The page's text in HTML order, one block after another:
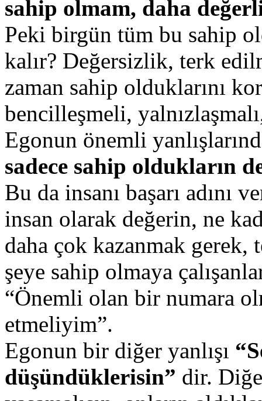
sahip olmam, daha
Peki birgün tüm bu sahip
kalır? Değersizlik, terk
zaman sahip olduklarını
bencilleşmeli,
Egonun önemli
sadece sahip oldukların
Bu da insanı başarı adını
insan olarak değerin, ne
daha çok kazanmak
şeye sahip olmaya
“Önemli olan bir numara
etmeliyim”.
Egonun bir diğer yanlışı
düşündüklerisin” dir.